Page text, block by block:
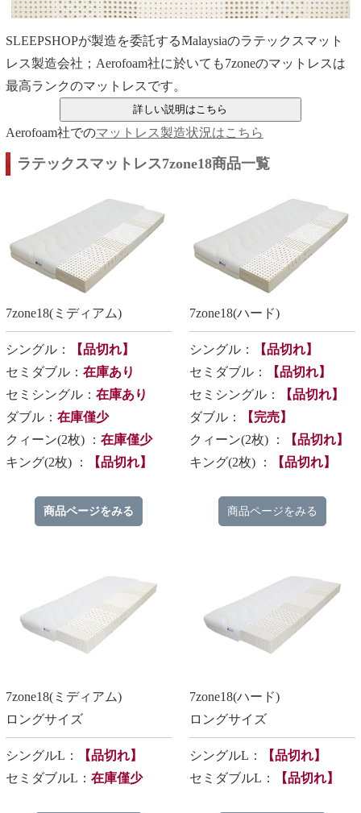
SLEEPSHOPが製造を委託するMalaysiaのラテックスマット
レス製造会社；Aerofoam社に於いても7zoneのマットレスは
最高ランクのマットレスです。
Aerofoam社でのマットレス製造状況はこちら
ラテックスマットレス7zone18商品一覧
7zone18(ミディアム)
シングル：
【品切れ】
セミダブル： 在庫あり
セミシングル： 在庫あり
ダブル： 在庫僅少
クィーン(2枚) ： 在庫僅少
キング(2枚) ：
【品切れ】
商品ページをみる
7zone18(ハード)
シングル：
【品切れ】
セミダブル：
【品切れ】
セミシングル：
【品切れ】
ダブル：
【完売】
クィーン(2枚) ：
【品切れ】
キング(2枚) ：
【品切れ】
商品ページをみる
7zone18(ミディアム)
ロングサイズ
シングルL：
【品切れ】
セミダブルL： 在庫僅少
7zone18(ハード)
ロングサイズ
​シングルL：
【品切れ】
セミダブルL：
【品切れ】